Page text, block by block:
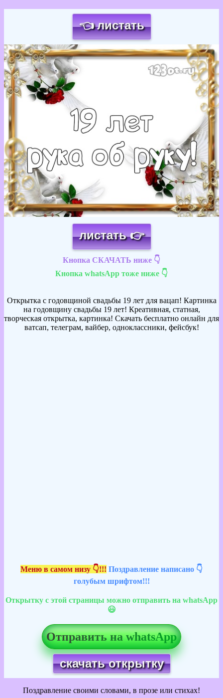
👈 листать
Загрузка картинки...
листать 👉
Кнопка СКАЧАТЬ ниже 👇
Кнопка whatsApp тоже ниже 👇
Открытка с годовщиной свадьбы 19 лет для вацап! Картинка
на годовщину свадьбы 19 лет! Креативная, статная,
творческая открытка, картинка! Скачать бесплатно онлайн для
ватсап, телеграм, вайбер, одноклассники, фейсбук!
Меню в самом низу 👇!!! Поздравление написано 👇
голубым шрифтом!!!
Открытку с этой страницы можно отправить на whatsApp
😃
Отправить на whatsApp
скачать открытку
Поздравление своими словами, в прозе или стихах!